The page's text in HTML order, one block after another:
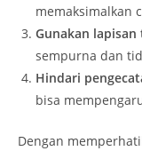
memaksimalkan
Gunakan
sempurna dan
Hindari
bisa
Dengan